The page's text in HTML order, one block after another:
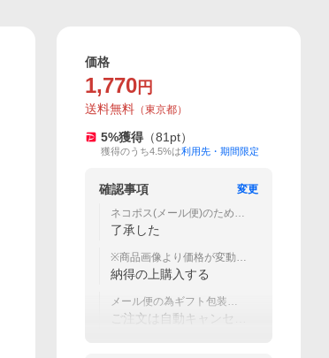
価格
1,770 円
送料無料 （東京都）
5%獲得 （81 pt）
獲得のうち4.5%は利用先・期間限定
確認事項
変更
ネコポス(メール便)のため同
梱・代引き・日時指定不可
了承した
※商品画像より価格が変動し
ている場合がございます。
納得の上購入する
メール便の為ギフト包装・
のし不可
ご注文は自動キャンセル